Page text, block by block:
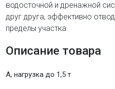
водосточной и дренажной
друг друга, эффективно
пределы участка.
Описание товара
A, нагрузка до 1,5 т